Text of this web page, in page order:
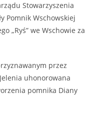
Stowarzyszenia
Pomnik Wschowskiej
„Ryś” we Wschowie za
przez
uhonorowana
pomnika Diany